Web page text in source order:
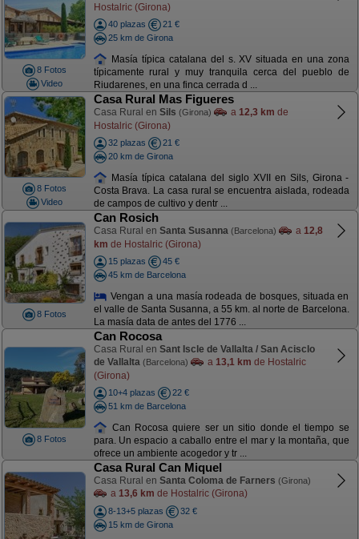
8 Fotos
Video
Hostalric (Girona)
40 plazas
21 €
25 km de Girona
Masía típica catalana del s. XV situada en una zona
típicamente rural y muy tranquila cerca del pueblo de
Riudarenes, en una finca cerrada d ...
8 Fotos
Video
Casa Rural Mas Figueres
Casa Rural en Sils (Girona) a 12,3 km de
Hostalric (Girona)
32 plazas
21 €
20 km de Girona
Masía típica catalana del siglo XVII en Sils, Girona -
Costa Brava. La casa rural se encuentra aislada, rodeada
de campos de cultivo y dentr ...
8 Fotos
Can Rosich
Casa Rural en Santa Susanna (Barcelona) a 12,8
km de Hostalric (Girona)
15 plazas
45 €
45 km de Barcelona
Vengan a una masía rodeada de bosques, situada en
el valle de Santa Susanna, a 55 km. al norte de Barcelona.
La masía data de antes del 1776 ...
8 Fotos
Can Rocosa
Casa Rural en Sant Iscle de Vallalta / San Acisclo
de Vallalta (Barcelona) a 13,1 km de Hostalric
(Girona)
10+4 plazas
22 €
51 km de Barcelona
Can Rocosa quiere ser un sitio donde el tiempo se
para. Un espacio a caballo entre el mar y la montaña, que
ofrece un ambiente acogedor y tr ...
Casa Rural Can Miquel
Casa Rural en Santa Coloma de Farners (Girona)
a 13,6 km de Hostalric (Girona)
8-13+5 plazas
32 €
15 km de Girona